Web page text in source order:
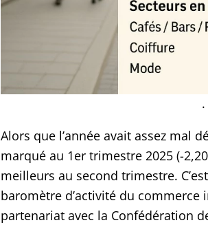
.
Alors que l’année avait assez mal
marqué au 1er trimestre 2025 (-
meilleurs au second trimestre.
baromètre d’activité du commerce
partenariat avec la Confédération